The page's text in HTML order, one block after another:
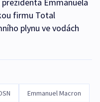
Emmanuela
firmu Total
plynu ve vodách
Emmanuel Macron